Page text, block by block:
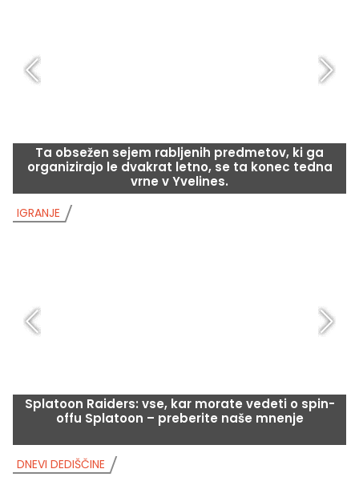
Ta obsežen sejem rabljenih predmetov, ki ga
organizirajo le dvakrat letno, se ta konec tedna
vrne v Yvelines.
Splatoon Raiders: vse, kar morate vedeti o spin-
offu Splatoon – preberite naše mnenje
IGRANJE
DNEVI DEDIŠČINE